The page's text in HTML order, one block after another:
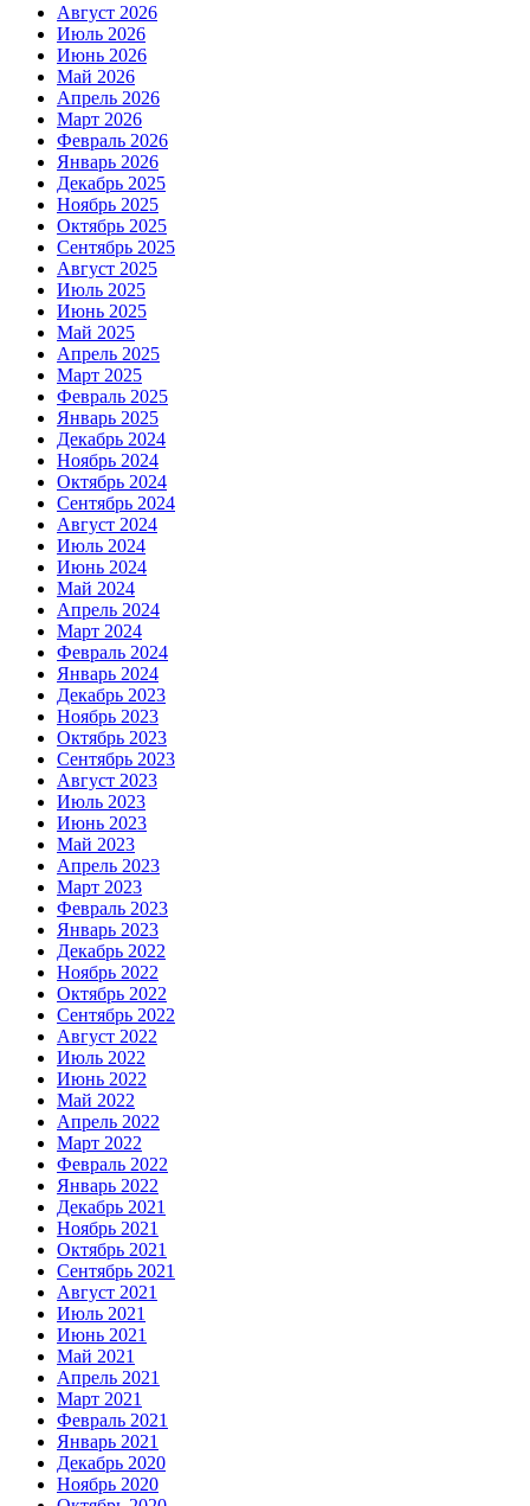
Август 2026
Июль 2026
Июнь 2026
Май 2026
Апрель 2026
Март 2026
Февраль 2026
Январь 2026
Декабрь 2025
Ноябрь 2025
Октябрь 2025
Сентябрь 2025
Август 2025
Июль 2025
Июнь 2025
Май 2025
Апрель 2025
Март 2025
Февраль 2025
Январь 2025
Декабрь 2024
Ноябрь 2024
Октябрь 2024
Сентябрь 2024
Август 2024
Июль 2024
Июнь 2024
Май 2024
Апрель 2024
Март 2024
Февраль 2024
Январь 2024
Декабрь 2023
Ноябрь 2023
Октябрь 2023
Сентябрь 2023
Август 2023
Июль 2023
Июнь 2023
Май 2023
Апрель 2023
Март 2023
Февраль 2023
Январь 2023
Декабрь 2022
Ноябрь 2022
Октябрь 2022
Сентябрь 2022
Август 2022
Июль 2022
Июнь 2022
Май 2022
Апрель 2022
Март 2022
Февраль 2022
Январь 2022
Декабрь 2021
Ноябрь 2021
Октябрь 2021
Сентябрь 2021
Август 2021
Июль 2021
Июнь 2021
Май 2021
Апрель 2021
Март 2021
Февраль 2021
Январь 2021
Декабрь 2020
Ноябрь 2020